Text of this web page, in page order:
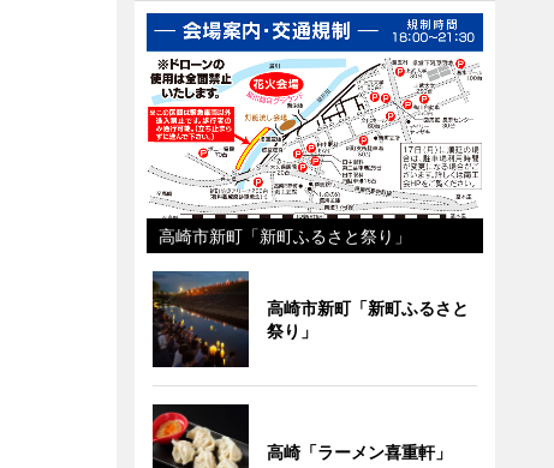
高崎市新町「新町ふるさと祭り」
高崎市新町「新町ふるさと
祭り」
高崎「ラーメン喜重軒」